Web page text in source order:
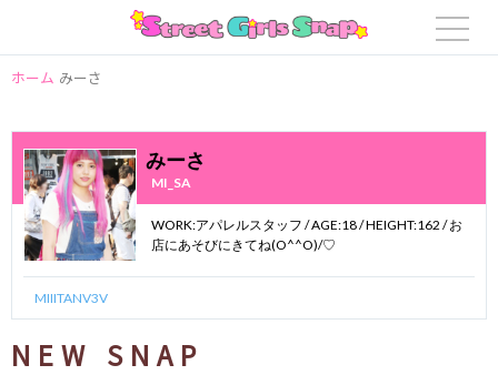
ホーム みーさ
みーさ
MI_SA
WORK:アパレルスタッフ / AGE:18 / HEIGHT:162 / お
店にあそびにきてね(O^^O)/♡
MIIITANV3V
NEW SNAP